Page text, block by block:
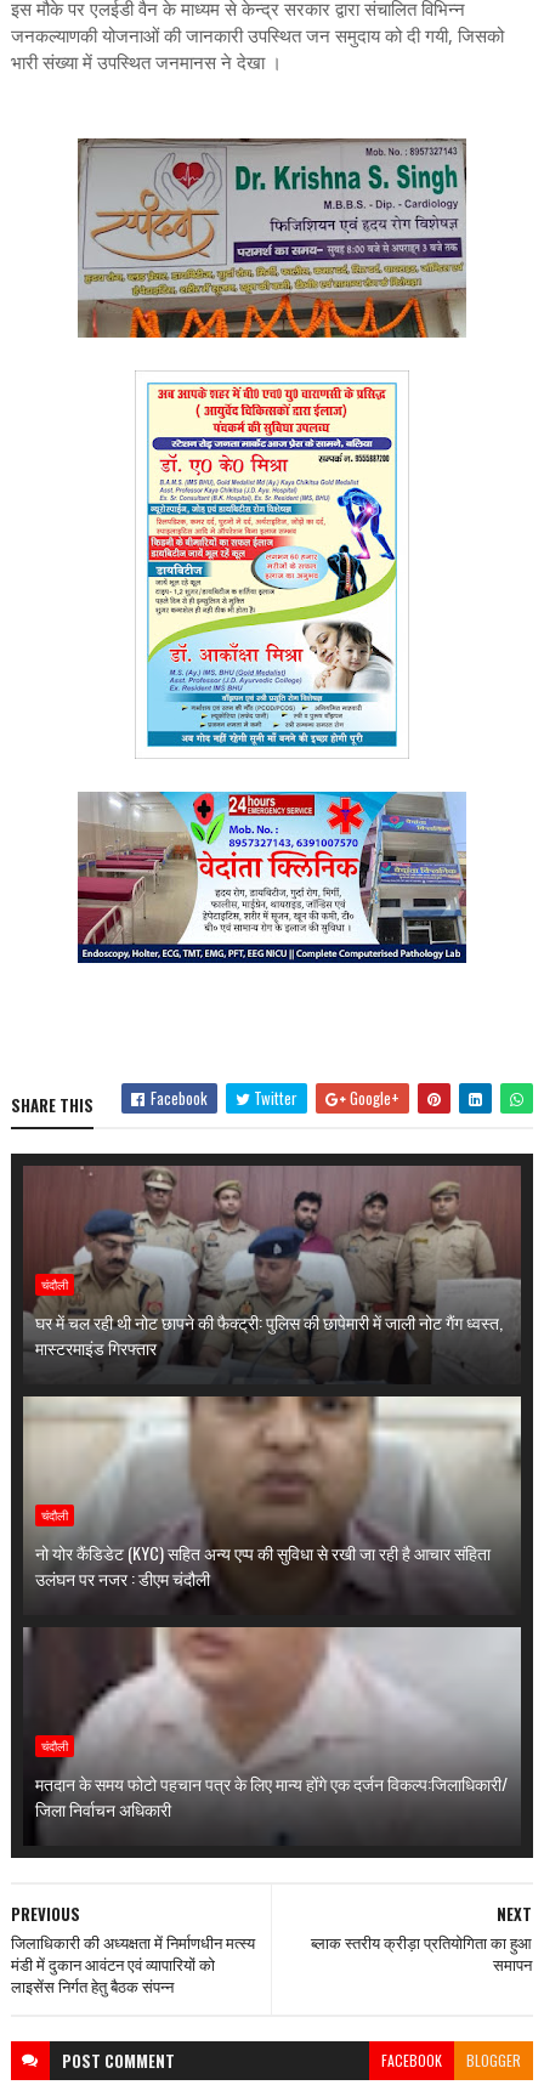
इस मौके पर एलईडी वैन के माध्यम से केन्द्र सरकार द्वारा संचालित विभिन्न
जनकल्याणकी योजनाओं की जानकारी उपस्थित जन समुदाय को दी गयी, जिसको
भारी संख्या में उपस्थित जनमानस ने देखा ।
SHARE THIS Facebook Twitter Google+
चंदौली
घर में चल रही थी नोट छापने की फैक्ट्री: पुलिस की छापेमारी में जाली नोट गैंग ध्वस्त,
मास्टरमाइंड गिरफ्तार
चंदौली
नो योर कैंडिडेट (KYC) सहित अन्य एप्प की सुविधा से रखी जा रही है आचार संहिता
उलंघन पर नजर : डीएम चंदौली
चंदौली
मतदान के समय फोटो पहचान पत्र के लिए मान्य होंगे एक दर्जन विकल्प:जिलाधिकारी/
जिला निर्वाचन अधिकारी
NEXT
ब्लाक स्तरीय क्रीड़ा प्रतियोगिता का हुआ
समापन
PREVIOUS
जिलाधिकारी की अध्यक्षता में निर्माणधीन मत्स्य
मंडी में दुकान आवंटन एवं व्यापारियों को
लाइसेंस निर्गत हेतु बैठक संपन्न
POST COMMENT FACEBOOK BLOGGER